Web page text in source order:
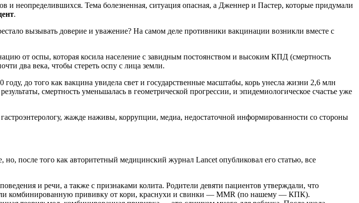
и неопределившихся. Тема болезненная, ситуация опасная, а Дженнер и Пастер, которые придумали
.
вызывать доверие и уважение? На самом деле противники вакцинации возникли вместе с
от оспы, которая косила население с завидным постоянством и высоким КПД (смертность
два века, чтобы стереть оспу с лица земли.
до того как вакцина увидела свет и государственные масштабы, корь унесла жизни 2,6 млн
смертность уменьшалась в геометрической прогрессии, и эпидемиологическое счастье уже
жажде наживы, коррупции, медиа, недостаточной информированности со стороны
после того как авторитетный медицинский журнал Lancet опубликовал его статью, все
и речи, а также с признаками колита. Родители девяти пациентов утверждали, что
комбинированную прививку от кори, краснухи и свинки — MMR (по нашему — КПК).